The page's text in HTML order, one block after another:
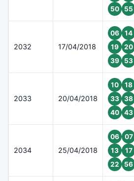
50
55
2032 17/04/2018
06
14
19
20
39
53
2033 20/04/2018
10
18
33
38
40
43
2034 25/04/2018
06
07
13
17
22
56